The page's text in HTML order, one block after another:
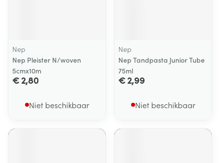
Nep
Nep Pleister N/woven
5cmx10m
€ 2,80
Niet beschikbaar
Nep
Nep Tandpasta Junior Tube
75ml
€ 2,99
Niet beschikbaar